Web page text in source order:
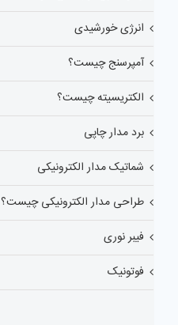
انرژی خورشیدی
آمپرسنج چیست؟
الکتریسیته چیست؟
برد مدار چاپی
شماتیک مدار الکترونیکی
طراحی مدار الکترونیکی چیست؟
فیبر نوری
فوتونیک